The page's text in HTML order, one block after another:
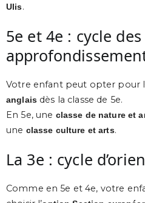
Ulis.
5e et 4e : cycle des
Votre enfant peut opter pour
anglais dès la classe de 5e.
En 5e, une classe de nature et
une classe culture et arts.
La 3e : cycle
Comme en 5e et 4e, votre